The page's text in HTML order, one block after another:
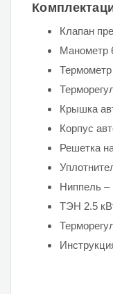
Клапан
Манометр
Термометр
Крышка
Корпус
Решетка
Ниппель –
ТЭН 2.5